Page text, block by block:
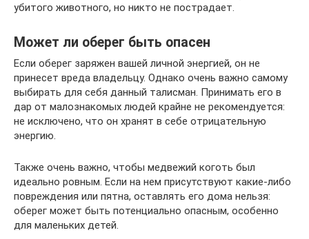
убитого животного, но никто не пострадает.
Может ли оберег быть опасен
Если оберег заряжен вашей личной энергией, он не
принесет вреда владельцу. Однако очень важно самому
выбирать для себя данный талисман. Принимать его в
дар от малознакомых людей крайне не рекомендуется:
не исключено, что он хранят в себе отрицательную
энергию.
Также очень важно, чтобы медвежий коготь был
идеально ровным. Если на нем присутствуют какие-либо
повреждения или пятна, оставлять его дома нельзя:
оберег может быть потенциально опасным, особенно
для маленьких детей.